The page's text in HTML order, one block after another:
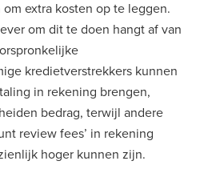
extra kosten op te leggen.
om dit te doen hangt af van
kredietverstrekkers kunnen
in rekening brengen,
bedrag, terwijl andere
review fees’ in rekening
hoger kunnen zijn.